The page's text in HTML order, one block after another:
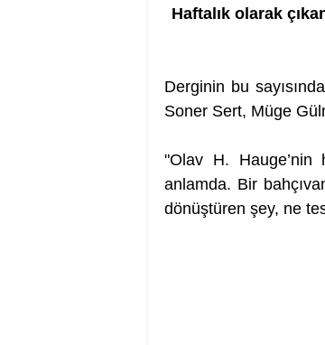
Haftalık olarak
Derginin bu
Soner Sert, Müge
"Olav H. Hauge’nin
anlamda. Bir
dönüştüren şey, ne